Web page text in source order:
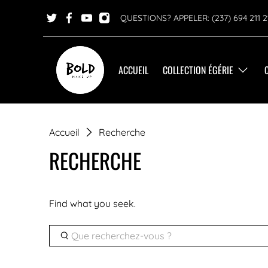
QUESTIONS? APPELER: (237) 694 211
ACCUEIL COLLECTION ÉGÉRIE
Accueil Recherche
RECHERCHE
Find what you seek.
Que
recherchez-